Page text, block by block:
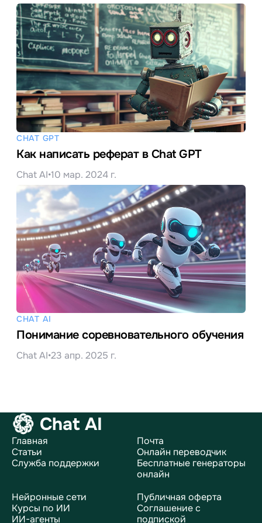
CHAT GPT
Как написать реферат в Chat GPT
Chat AI•10 мар. 2024 г.
CHAT AI
Понимание соревновательного обучения
Chat AI•23 апр. 2025 г.
Chat AI
Главная
Статьи
Служба поддержки
Почта
Онлайн переводчик
Бесплатные генераторы
онлайн
Нейронные сети
Курсы по ИИ
ИИ-агенты
Публичная оферта
Соглашение с
подпиской